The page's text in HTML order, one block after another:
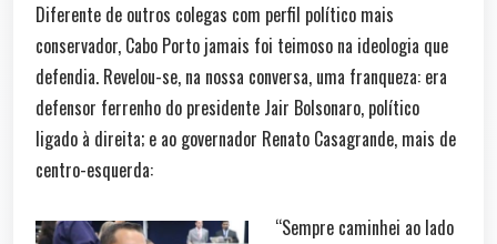
Diferente de outros colegas com perfil político mais
conservador, Cabo Porto jamais foi teimoso na ideologia que
defendia. Revelou-se, na nossa conversa, uma franqueza: era
defensor ferrenho do presidente Jair Bolsonaro, político
ligado à direita; e ao governador Renato Casagrande, mais de
centro-esquerda:
“Sempre caminhei ao lado